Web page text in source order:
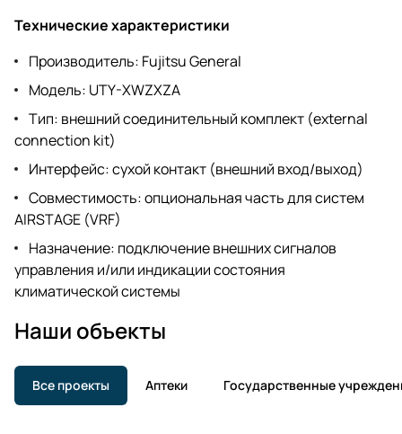
Технические характеристики
Производитель: Fujitsu General
Модель: UTY-XWZXZA
Тип: внешний соединительный комплект (external
connection kit)
Интерфейс: сухой контакт (внешний вход/выход)
Совместимость: опциональная часть для систем
AIRSTAGE (VRF)
Назначение: подключение внешних сигналов
управления и/или индикации состояния
климатической системы
Наши объекты
Все проекты Аптеки Государственные